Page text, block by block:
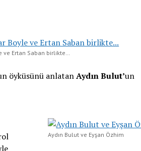
ve Ertan Saban birlikte…
öyküsünü anlatanAydın Bulut’un
Aydın Bulut ve Eyşan Özhim